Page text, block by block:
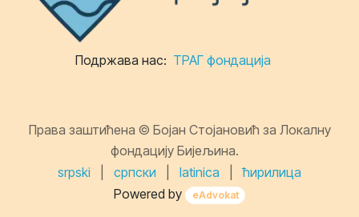
Подржава нас: ТРАГ фондација
Права заштићена © Бојан Стојановић за Локалну
фондацију Бијељина.
srpski
српски latinica
ћирилица
Powered by
eAdvokat